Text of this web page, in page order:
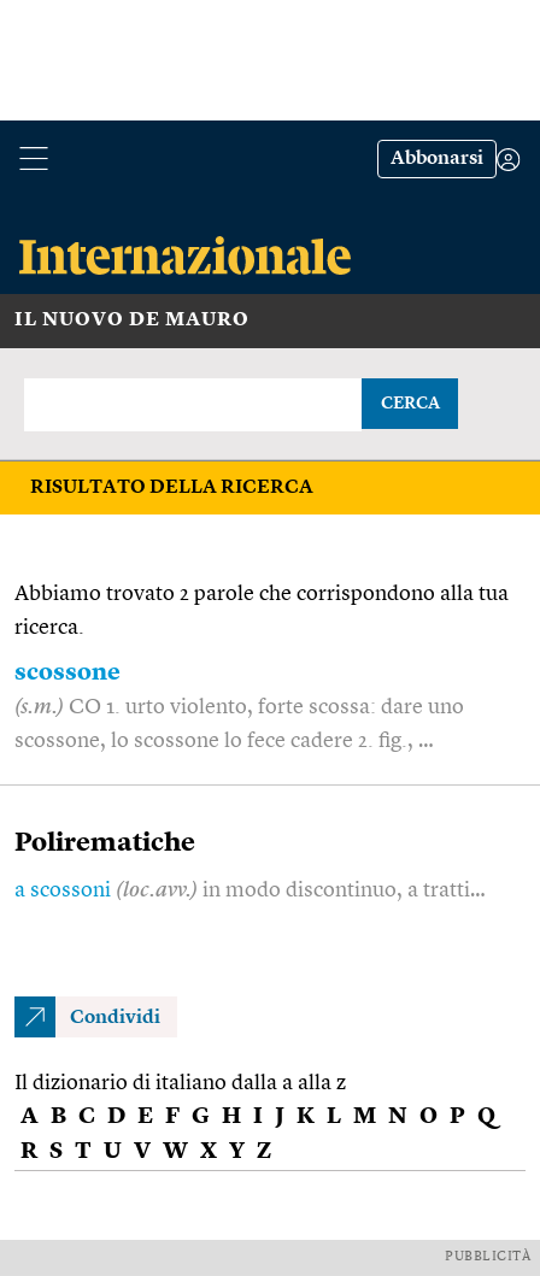
Abbonarsi
IL NUOVO DE MAURO
CERCA
RISULTATO DELLA RICERCA
Abbiamo trovato 2 parole che corrispondono alla tua
ricerca.
scossone
(s.m.) CO 1. urto violento, forte scossa: dare uno
scossone, lo scossone lo fece cadere 2. fig., …
Polirematiche
a scossoni (loc.avv.) in modo discontinuo, a tratti…
Condividi
Il dizionario di italiano dalla a alla z
A B C D E F G H I J K L M N O P Q
R S T U V W X Y Z
PUBBLICITÀ